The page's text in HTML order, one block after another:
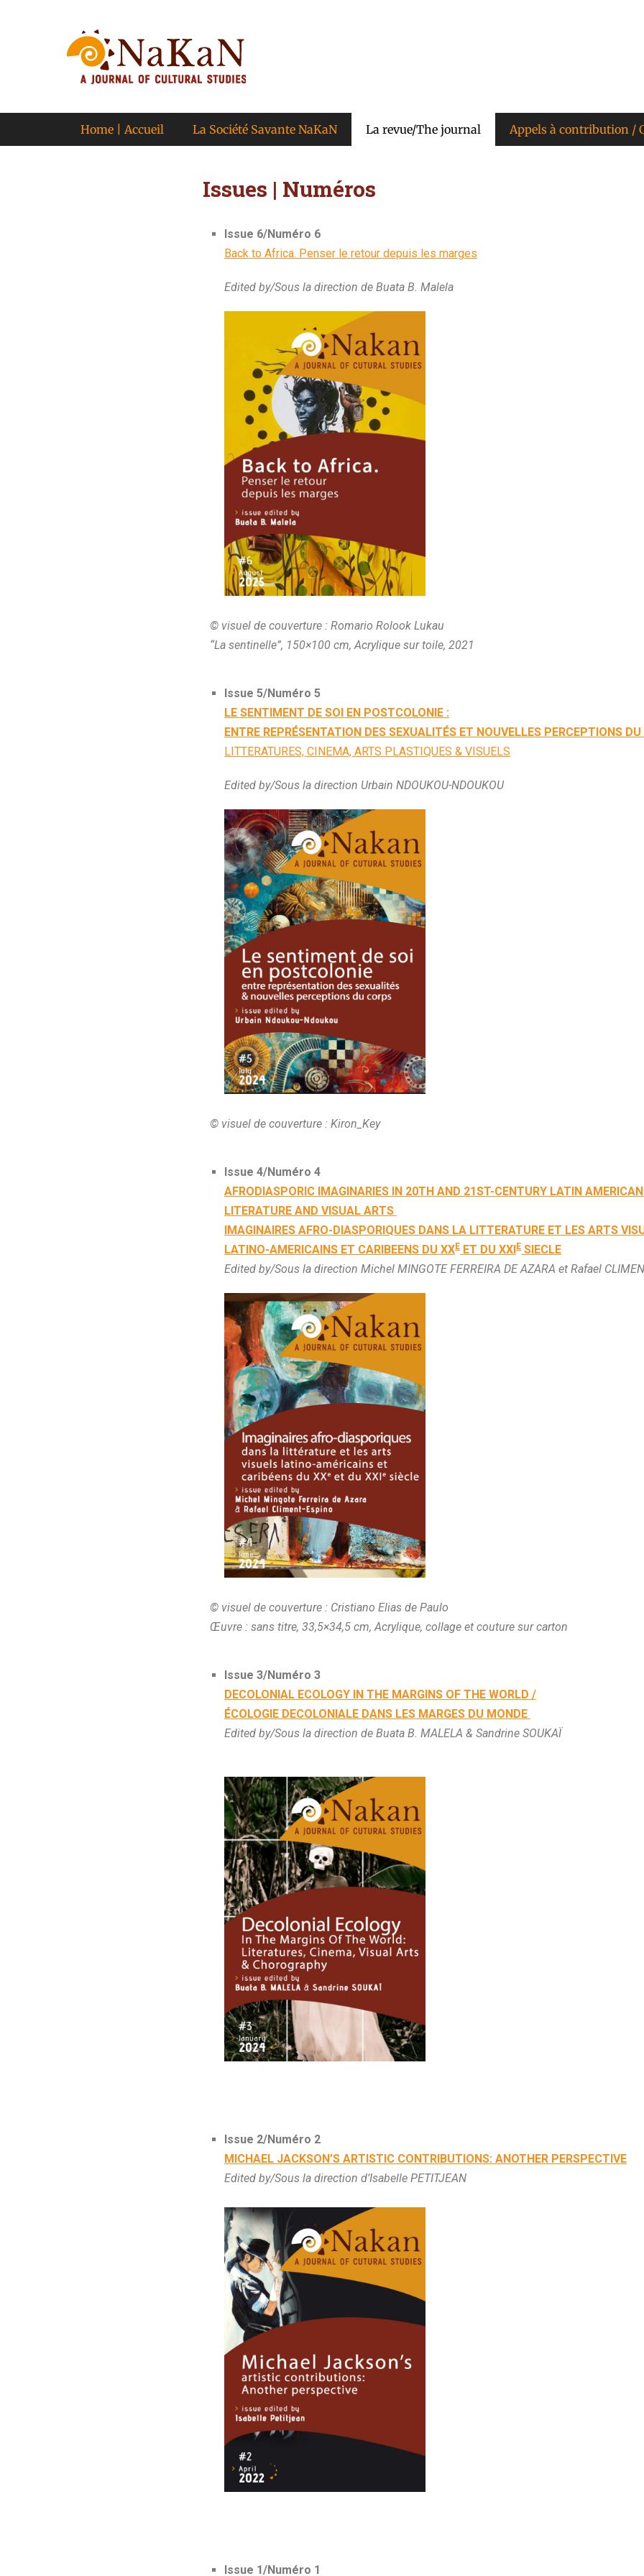
Journal NaKaN
A journal of cultural studies
Primary Menu
Home | Accueil La Société Savante NaKaN La revue/The journal Appels à contribution /
Issues | Numéros
Issue 6/Numéro 6
Back to Africa. Penser le retour depuis les marges
Edited by/Sous la direction de Buata B. Malela
© visuel de couverture : Romario Rolook Lukau
“La sentinelle”, 150×100 cm, Acrylique sur toile, 2021
Issue 5/Numéro 5
LE SENTIMENT DE SOI EN POSTCOLONIE :
ENTRE REPRÉSENTATION DES SEXUALITÉS ET NOUVELLES PERCEPTIONS
LITTERATURES, CINEMA, ARTS PLASTIQUES & VISUELS
Edited by/Sous la direction Urbain NDOUKOU-NDOUKOU
© visuel de couverture : Kiron_Key
Issue 4/Numéro 4
AFRODIASPORIC IMAGINARIES IN 20TH AND 21ST-CENTURY LATIN
LITERATURE AND VISUAL ARTS
IMAGINAIRES AFRO-DIASPORIQUES DANS LA LITTERATURE ET LES ARTS
LATINO-AMERICAINS ET CARIBEENS DU XXE ET DU XXIE SIECLE
Edited by/Sous la direction Michel MINGOTE FERREIRA DE AZARA et Rafael
© visuel de couverture : Cristiano Elias de Paulo
Œuvre : sans titre, 33,5×34,5 cm, Acrylique, collage et couture sur carton
Issue 3/Numéro 3
DECOLONIAL ECOLOGY IN THE MARGINS OF THE WORLD /
ÉCOLOGIE DECOLONIALE DANS LES MARGES DU MONDE
Edited by/Sous la direction de Buata B. MALELA & Sandrine SOUKAÏ
Issue 2/Numéro 2
MICHAEL JACKSON’S ARTISTIC CONTRIBUTIONS: ANOTHER PERSPECTIVE
Edited by/Sous la direction d’Isabelle PETITJEAN
Issue 1/Numéro 1